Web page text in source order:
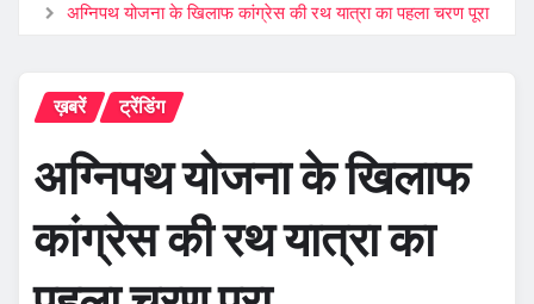
अग्निपथ योजना के खिलाफ कांग्रेस की रथ यात्रा का पहला चरण पूरा
ख़बरें ट्रेंडिंग
अग्निपथ योजना के खिलाफ
कांग्रेस की रथ यात्रा का